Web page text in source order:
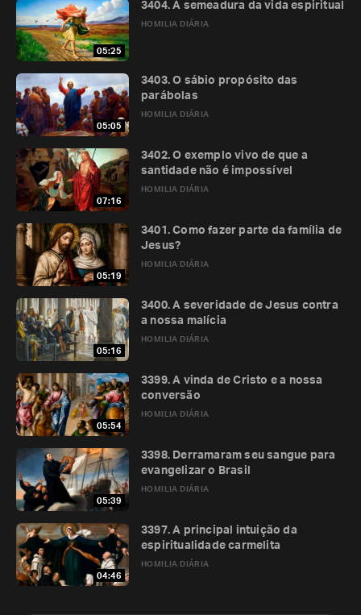
05:25
HOMILIA DIÁRIA
3404. A semeadura da vida espiritual
05:05
HOMILIA DIÁRIA
3403. O sábio propósito das
parábolas
07:16
HOMILIA DIÁRIA
3402. O exemplo vivo de que a
santidade não é impossível
05:19
HOMILIA DIÁRIA
3401. Como fazer parte da família de
Jesus?
05:16
HOMILIA DIÁRIA
3400. A severidade de Jesus contra
a nossa malícia
05:54
HOMILIA DIÁRIA
3399. A vinda de Cristo e a nossa
conversão
05:39
HOMILIA DIÁRIA
3398. Derramaram seu sangue para
evangelizar o Brasil
04:46
HOMILIA DIÁRIA
3397. A principal intuição da
espiritualidade carmelita